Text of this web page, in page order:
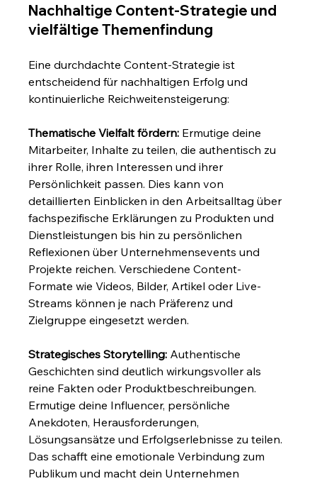
Nachhaltige Content-Strategie und
vielfältige Themenfindung
Eine durchdachte Content-Strategie ist
entscheidend für nachhaltigen Erfolg und
kontinuierliche Reichweitensteigerung:
Thematische Vielfalt fördern: Ermutige deine
Mitarbeiter, Inhalte zu teilen, die authentisch zu
ihrer Rolle, ihren Interessen und ihrer
Persönlichkeit passen. Dies kann von
detaillierten Einblicken in den Arbeitsalltag über
fachspezifische Erklärungen zu Produkten und
Dienstleistungen bis hin zu persönlichen
Reflexionen über Unternehmensevents und
Projekte reichen. Verschiedene Content-
Formate wie Videos, Bilder, Artikel oder Live-
Streams können je nach Präferenz und
Zielgruppe eingesetzt werden.
Strategisches Storytelling: Authentische
Geschichten sind deutlich wirkungsvoller als
reine Fakten oder Produktbeschreibungen.
Ermutige deine Influencer, persönliche
Anekdoten, Herausforderungen,
Lösungsansätze und Erfolgserlebnisse zu teilen.
Das schafft eine emotionale Verbindung zum
Publikum und macht dein Unternehmen